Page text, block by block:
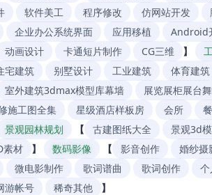
软件美工 程序修改 仿网站开发
企业办公系统界面 应用移植
Android
动画设计 卡通短片制作 CG三维 】
宅建筑 别墅设计 工业建筑
体育建筑
室外建筑3dmax模型库幕墙
展览展柜展台
施工图全集 星级酒店样板房 会所
景观园林规划 【 古建图纸大全
景观3d
素材
】 数码影像 【 影音创作
婚纱摄
微电影制作 歌词谱曲 歌词创作
游帐号 稀奇其他 】